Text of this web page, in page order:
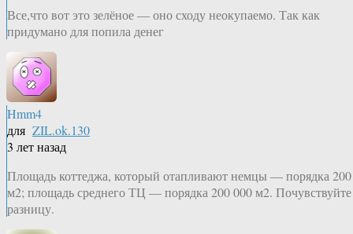
Все,что вот это зелёное — оно сходу неокупаемо. Так как
придумано для попила денег
Hmm4
для ZIL.ok.130
3 лет назад
Площадь коттеджа, который отапливают немцы — порядка 200
м2; площадь среднего ТЦ — порядка 200 000 м2. Почувствуйте
разницу.